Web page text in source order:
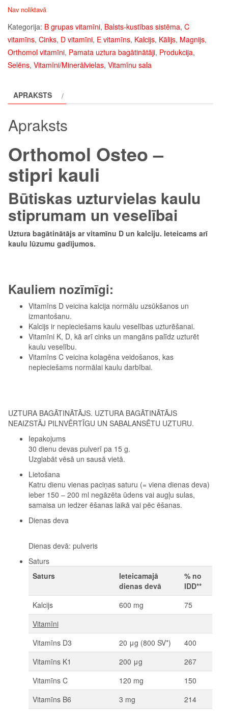
Nav noliktavā
Kategorija: B grupas vitamīni, Balsts-kustības sistēma, C
vitamīns, Cinks, D vitamīni, E vitamīns, Kalcijs, Kālijs, Magnijs,
Orthomol vitamīni, Pamata uztura bagātinātāji, Produkcija,
Selēns, Vitamīni/Minerālvielas, Vitamīnu sala
APRAKSTS
Apraksts
Orthomol Osteo –
stipri kauli
Būtiskas uzturvielas kaulu
stiprumam un veselībai
Uztura bagātinātājs ar vitamīnu D un kalciju. Ieteicams arī
kaulu lūzumu gadījumos.
Kauliem nozīmīgi:
Vitamīns D veicina kalcija normālu uzsūkšanos un
izmantošanu.
Kalcijs ir nepieciešams kaulu veselības uzturēšanai.
Vitamīni K, D, kā arī cinks un mangāns palīdz uzturēt
kaulu veselību.
Vitamīns C veicina kolagēna veidošanos, kas
nepieciešams normālai kaulu darbībai.
UZTURA BAGĀTINĀTĀJS. UZTURA BAGĀTINĀTĀJS
NEAIZSTĀJ PILNVĒRTĪGU UN SABALANSĒTU UZTURU.
Iepakojums
30 dienu devas pulverī pa 15 g.
Uzglabāt vēsā un sausā vietā.
Lietošana
Katru dienu vienas paciņas saturu (= viena dienas deva)
ieber 150 – 200 ml negāzēta ūdens vai augļu sulas,
samaisa un iedzer ēšanas laikā vai pēc ēšanas.
Dienas deva
Dienas devā: pulveris
Saturs
Saturs
Ieteicamajā
dienas devā
% no
IDD**
Kalcijs
600 mg
75
Vitamīni
Vitamīns D3
20 μg (800 SV*)
400
Vitamīns K1
200 μg
267
Vitamīns C
120 mg
150
Vitamīns B6
3 mg
214